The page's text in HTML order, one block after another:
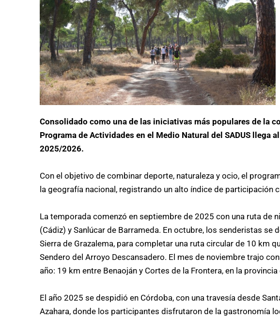
Consolidado como una de las iniciativas más populares de la
Programa de Actividades en el Medio Natural del SADUS llega
2025/2026.
Con el objetivo de combinar deporte, naturaleza y ocio, el
la geografía nacional, registrando un alto índice de participación
La temporada comenzó en septiembre de 2025 con una ruta de
(Cádiz) y Sanlúcar de Barrameda. En octubre, los senderistas se
Sierra de Grazalema, para completar una ruta circular de 10 km
Sendero del Arroyo Descansadero. El mes de noviembre trajo
año: 19 km entre Benaoján y Cortes de la Frontera, en la provincia
El año 2025 se despidió en Córdoba, con una travesía desde
Azahara, donde los participantes disfrutaron de la gastronomía